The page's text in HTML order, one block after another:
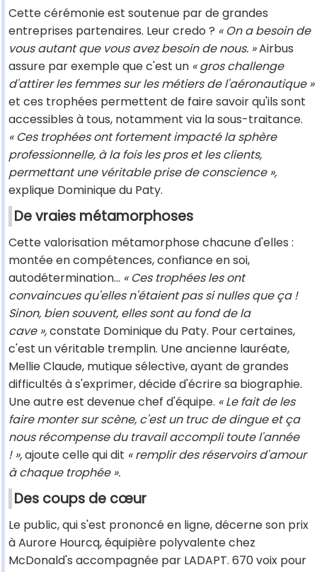
Cette cérémonie est soutenue par de grandes
entreprises partenaires. Leur credo ? « On a besoin de
vous autant que vous avez besoin de nous. »Airbus
assure par exemple que c'est un « gros challenge
d'attirer les femmes sur les métiers de l'aéronautique »
et ces trophées permettent de faire savoir qu'ils sont
accessibles à tous, notamment via la sous-traitance.
« Ces trophées ont fortement impacté la sphère
professionnelle, à la fois les pros et les clients,
permettant une véritable prise de conscience »,
explique Dominique du Paty.
De vraies métamorphoses
Cette valorisation métamorphose chacune d'elles :
montée en compétences, confiance en soi,
autodétermination... « Ces trophées les ont
convaincues qu'elles n'étaient pas si nulles que ça !
Sinon, bien souvent, elles sont au fond de la
cave »,constate Dominique du Paty. Pour certaines,
c'est un véritable tremplin. Une ancienne lauréate,
Mellie Claude, mutique sélective, ayant de grandes
difficultés à s'exprimer, décide d'écrire sa biographie.
Une autre est devenue chef d'équipe. « Le fait de les
faire monter sur scène, c'est un truc de dingue et ça
nous récompense du travail accompli toute l'année
! »,ajoute celle qui dit « remplir des réservoirs d'amour
à chaque trophée ».
Des coups de cœur
Le public, qui s'est prononcé en ligne, décerne son prix
à Aurore Hourcq, équipière polyvalente chez
McDonald's accompagnée par LADAPT. 670 voix pour